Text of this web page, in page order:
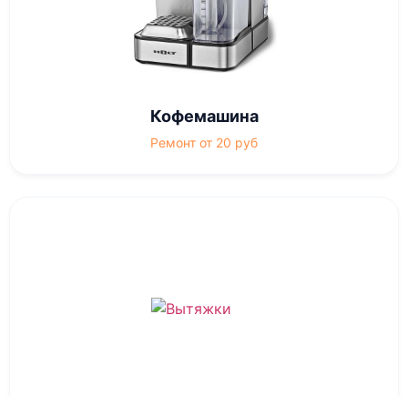
Кофемашина
Ремонт от 20 руб